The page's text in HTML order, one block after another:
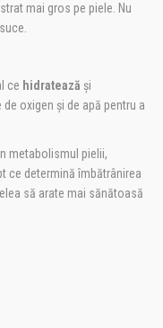
mai gros pe piele. Nu
ce hidratează și
oxigen și de apă pentru a
metabolismul pielii,
ce determină îmbătrânirea
să arate mai sănătoasă